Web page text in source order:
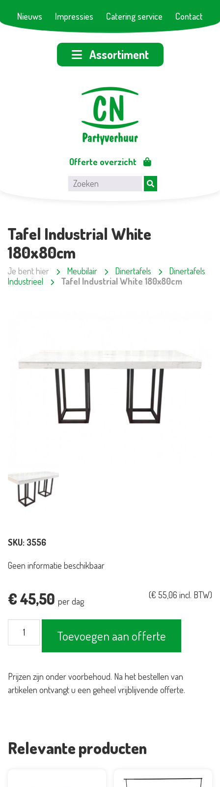
Nieuws Impressies Catering service Contact
Assortiment
Offerte overzicht
Tafel Industrial White
180x80cm
Je bent hier Meubilair Dinertafels
Dinertafels
Industrieel
Tafel Industrial White 180x80cm
SKU: 3556
Geen informatie beschikbaar
€45,50 per dag
(€ 55,06 incl. BTW)
Industrial
aantal
Toevoegen aan offerte
Prijzen zijn onder voorbehoud. Na het bestellen van
artikelen ontvangt u een geheel vrijblijvende offerte.
Relevante producten